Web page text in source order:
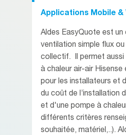
Applications Mobile &
Aldes EasyQuote est un
ventilation simple flux
collectif. Il permet aussi
à chaleur air-air Hisense
pour les installateurs et
du coût de l’installation
et d'une pompe à
différents critères
souhaitée, matériel,..).